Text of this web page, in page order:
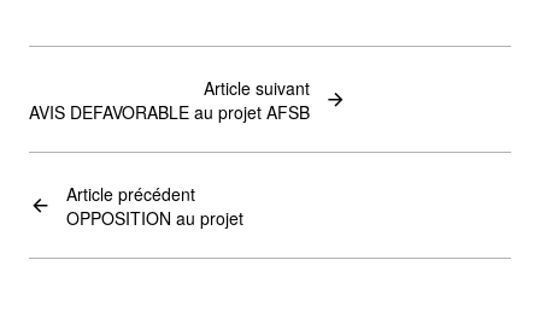
Article précédent
OPPOSITION au projet
Article suivant
AVIS DEFAVORABLE au projet AFSB